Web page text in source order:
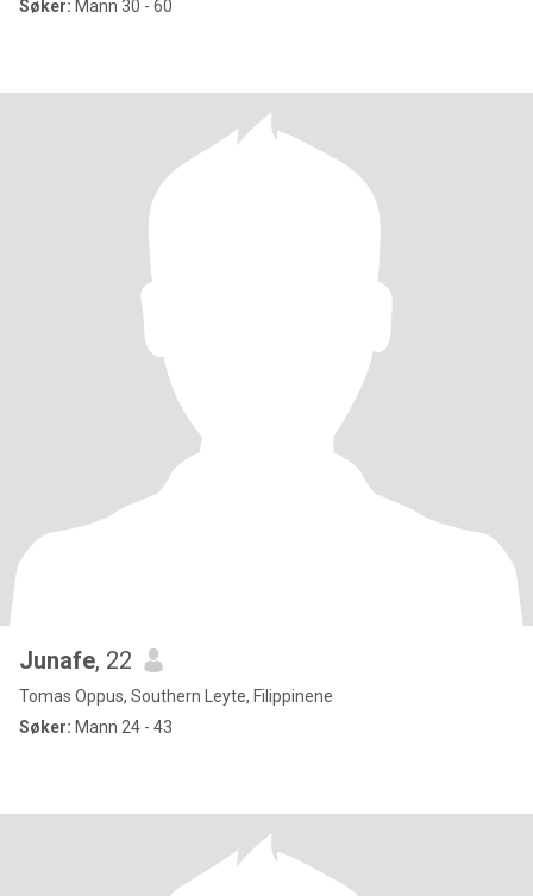
Søker: Mann 30 - 60
Junafe, 22
Tomas Oppus, Southern Leyte, Filippinene
Søker: Mann 24 - 43